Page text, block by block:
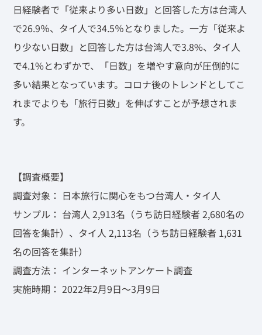
日経験者で「従来より多い日数」と回答した方は台湾人
で26.9％、タイ人で34.5％となりました。一方「従来よ
り少ない日数」と回答した方は台湾人で3.8%、タイ人
で4.1%とわずかで、「日数」を増やす意向が圧倒的に
多い結果となっています。コロナ後のトレンドとしてこ
れまでよりも「旅行日数」を伸ばすことが予想されま
す。
【調査概要】
調査対象： 日本旅行に関心をもつ台湾人・タイ人
サンプル： 台湾人 2,913名（うち訪日経験者 2,680名の
回答を集計）、タイ人 2,113名（うち訪日経験者 1,631
名の回答を集計）
調査方法： インターネットアンケート調査
実施時期： 2022年2月9日～3月9日